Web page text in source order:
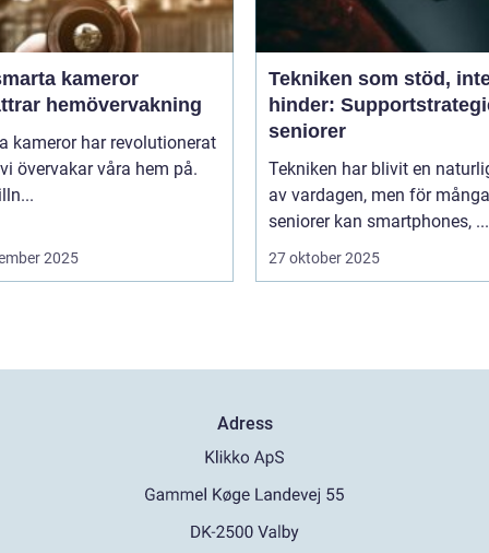
kameror
hemövervakning
kameror har revolutionerat
övervakar våra hem på.
2025
Tekniken som stöd,
hinder:
seniorer
Tekniken har blivit en
av vardagen, men för många
seniorer kan smartphones, ...
27 oktober 2025
Adress